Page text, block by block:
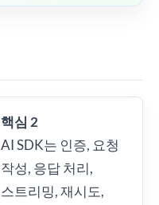
핵심 2
AI SDK는 인증, 요청
작성, 응답 처리,
스트리밍, 재시도,